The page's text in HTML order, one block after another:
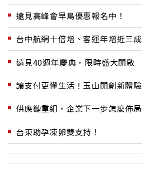
遠見高峰會早鳥優惠報名中！
台中航網十倍增、客運年增近三成
遠見40週年慶典，限時盛大開啟
讓支付更懂生活！玉山開創新體驗
供應鏈重組，企業下一步怎麼佈局
台東助孕凍卵雙支持！